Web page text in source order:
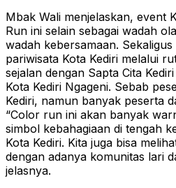
Mbak Wali menjelaskan, event
Run ini selain sebagai wadah
wadah kebersamaan.
pariwisata Kota Kediri melalui
sejalan dengan Sapta Cita
Kota Kediri Ngageni. Sebab
Kediri, namun banyak peserta
“Color run ini akan banyak
simbol kebahagiaan di tengah
Kota Kediri. Kita juga bisa
dengan adanya komunitas lari
jelasnya.